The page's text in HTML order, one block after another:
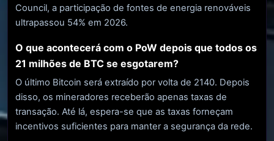
Council, a participação de fontes de energia renováveis ​​
ultrapassou 54% em 2026.
O que acontecerá com o PoW depois que todos os
21 milhões de BTC se esgotarem?
O último Bitcoin será extraído por volta de 2140. Depois
disso, os mineradores receberão apenas taxas de
transação. Até lá, espera-se que as taxas forneçam
incentivos suficientes para manter a segurança da rede.